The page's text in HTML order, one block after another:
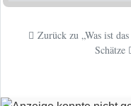
Zurück zu „Was ist
Schätze